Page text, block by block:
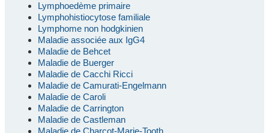
Lymphoedème primaire
Lymphohistiocytose familiale
Lymphome non hodgkinien
Maladie associée aux IgG4
Maladie de Behcet
Maladie de Buerger
Maladie de Cacchi Ricci
Maladie de Camurati-Engelmann
Maladie de Caroli
Maladie de Carrington
Maladie de Castleman
Maladie de Charcot-Marie-Tooth